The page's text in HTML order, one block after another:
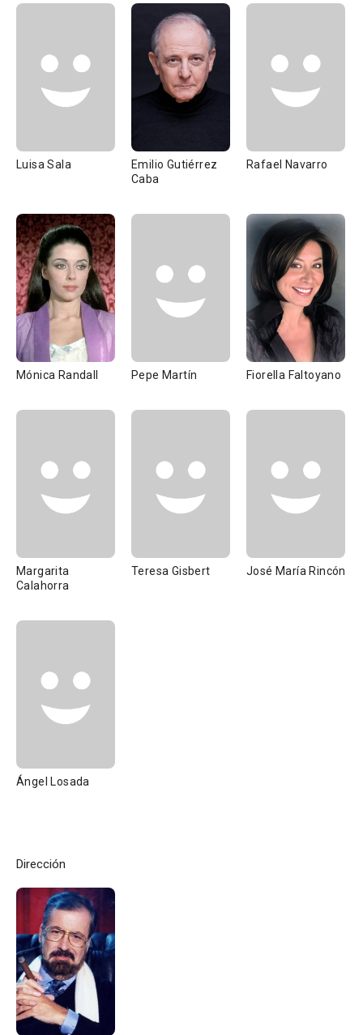
Luisa Sala
Emilio Gutiérrez
Caba
Rafael Navarro
Mónica Randall Pepe Martín Fiorella Faltoyano
Margarita
Calahorra
Teresa Gisbert José María Rincón
Ángel Losada
Dirección